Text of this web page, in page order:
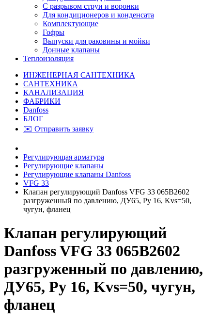
С разрывом струи и воронки
Для кондиционеров и конденсата
Комплектующие
Гофры
Выпуски для раковины и мойки
Донные клапаны
Теплоизоляция
ИНЖЕНЕРНАЯ САНТЕХНИКА
САНТЕХНИКА
КАНАЛИЗАЦИЯ
ФАБРИКИ
Danfoss
БЛОГ
✉️ Отправить заявку
Регулирующая арматура
Регулирующие клапаны
Регулирующие клапаны Danfoss
VFG 33
Клапан регулирующий Danfoss VFG 33 065B2602
разгруженный по давлению, ДУ65, Ру 16, Kvs=50,
чугун, фланец
Клапан регулирующий
Danfoss VFG 33 065B2602
разгруженный по давлению,
ДУ65, Ру 16, Kvs=50, чугун,
фланец